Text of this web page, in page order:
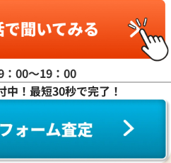
：00〜19：00
！最短30秒で完了！